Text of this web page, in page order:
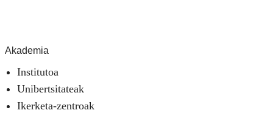
Akademia
Institutoa
Unibertsitateak
Ikerketa-zentroak